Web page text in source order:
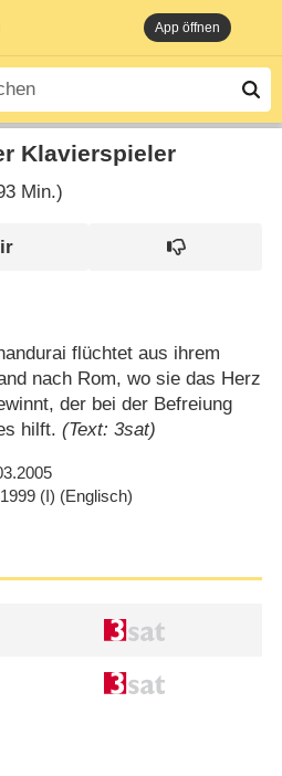
App öffnen
Klavierspieler
Min.)
flüchtet aus ihrem
nach Rom, wo sie das Herz
der bei der Befreiung
hilft. (Text: 3sat)
(I) (Englisch)